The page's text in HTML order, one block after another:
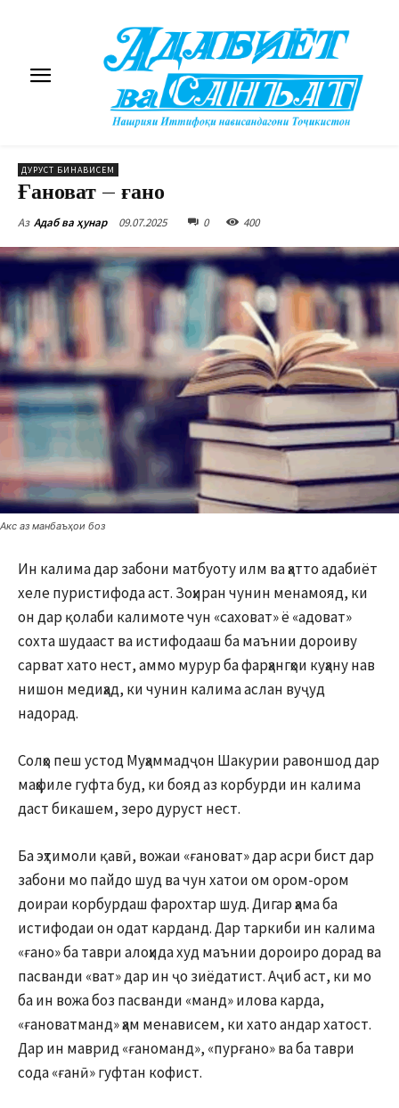
ДУРУСТ БИНАВИСЕМ
Ғановат – ғано
Аз Адаб ва ҳунар 09.07.2025 0 400
Акс аз манбаъҳои боз
Ин калима дар забони матбуоту илм ва ҳатто адабиёт
хеле пуристифода аст. Зоҳиран чунин менамояд, ки
он дар қолаби калимоте чун «саховат» ё «адоват»
сохта шудааст ва истифодааш ба маънии дороиву
сарват хато нест, аммо мурур ба фарҳангҳои куҳану нав
нишон медиҳад, ки чунин калима аслан вуҷуд
надорад.
Солҳо пеш устод Муҳаммадҷон Шакурии равоншод дар
маҳфиле гуфта буд, ки бояд аз корбурди ин калима
даст бикашем, зеро дуруст нест.
Ба эҳтимоли қавӣ, вожаи «ғановат» дар асри бист дар
забони мо пайдо шуд ва чун хатои ом ором-ором
доираи корбурдаш фарохтар шуд. Дигар ҳама ба
истифодаи он одат карданд. Дар таркиби ин калима
«ғано» ба таври алоҳида худ маънии дороиро дорад ва
пасванди «ват» дар ин ҷо зиёдатист. Аҷиб аст, ки мо
ба ин вожа боз пасванди «манд» илова карда,
«ғановатманд» ҳам менависем, ки хато андар хатост.
Дар ин маврид «ғаноманд», «пурғано» ва ба таври
сода «ғанӣ» гуфтан кофист.